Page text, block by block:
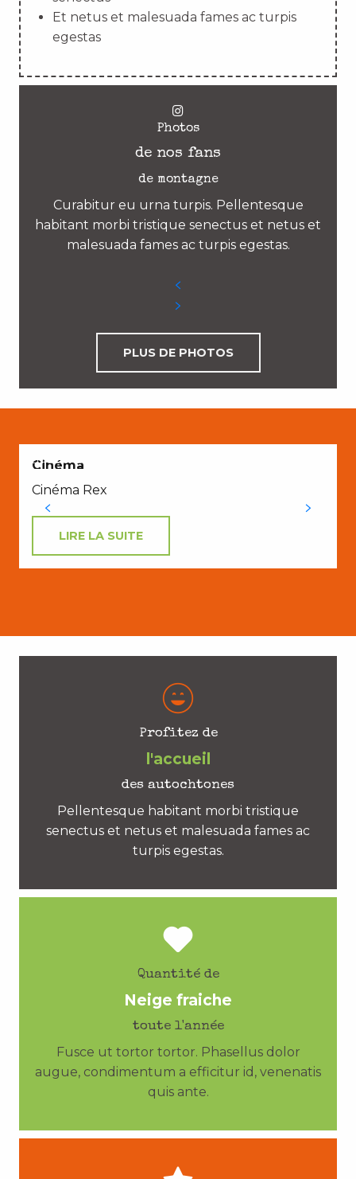
Et netus et malesuada fames ac turpis
egestas
Photos
de nos fans
de montagne
Curabitur eu urna turpis. Pellentesque
habitant morbi tristique senectus et netus et
malesuada fames ac turpis egestas.
PLUS DE PHOTOS
EN COUPLE
Cinéma
Cinéma Rex
LIRE LA SUITE
Profitez de
l'accueil
des autochtones
Pellentesque habitant morbi tristique
senectus et netus et malesuada fames ac
turpis egestas.
Quantité de
Neige fraiche
toute l'année
Fusce ut tortor tortor. Phasellus dolor
augue, condimentum a efficitur id, venenatis
quis ante.